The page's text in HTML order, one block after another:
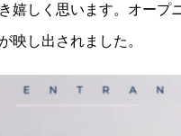
嬉しく思います。オープ
映し出されました。